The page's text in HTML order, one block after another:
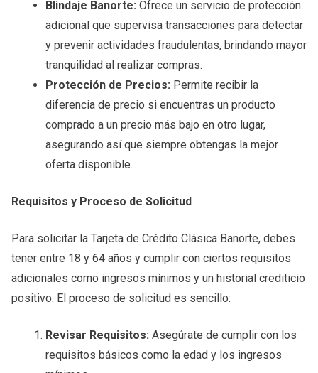
Blindaje Banorte: Ofrece un servicio de protección
adicional que supervisa transacciones para detectar
y prevenir actividades fraudulentas, brindando mayor
tranquilidad al realizar compras.
Protección de Precios: Permite recibir la
diferencia de precio si encuentras un producto
comprado a un precio más bajo en otro lugar,
asegurando así que siempre obtengas la mejor
oferta disponible.
Requisitos y Proceso de Solicitud
Para solicitar la Tarjeta de Crédito Clásica Banorte, debes
tener entre 18 y 64 años y cumplir con ciertos requisitos
adicionales como ingresos mínimos y un historial crediticio
positivo. El proceso de solicitud es sencillo:
Revisar Requisitos: Asegúrate de cumplir con los
requisitos básicos como la edad y los ingresos